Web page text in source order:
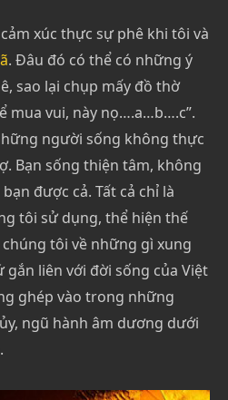
xúc thực sự phê khi tôi và
. Đâu đó có thể có những ý
sao lại chụp mấy đồ thờ
mua vui, này nọ….a…b….c”.
người sống không thực
Bạn sống thiện tâm, không
được cả. Tất cả chỉ là
tôi sử dụng, thể hiện thế
tôi về những gì xung
liên với đời sống của Việt
ghép vào trong những
ngũ hành âm dương dưới